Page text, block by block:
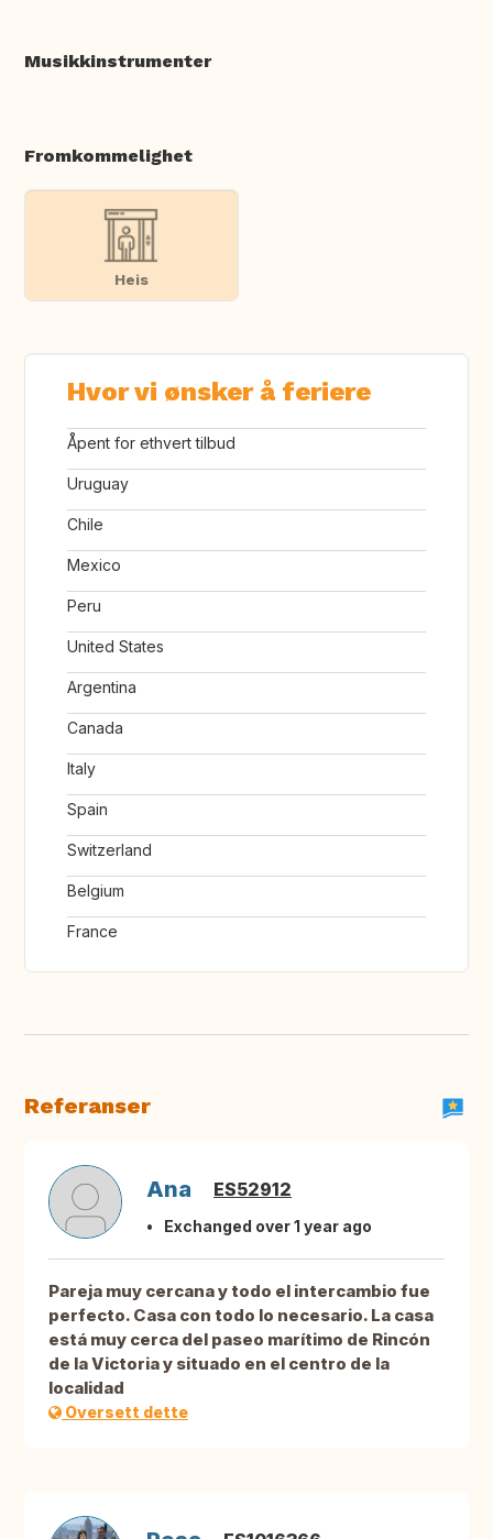
Musikkinstrumenter
Fromkommelighet
Heis
Hvor vi ønsker å feriere
Åpent for ethvert tilbud
Uruguay
Chile
Mexico
Peru
United States
Argentina
Canada
Italy
Spain
Switzerland
Belgium
France
Referanser
Ana ES52912
Exchanged over 1 year ago
Pareja muy cercana y todo el intercambio fue
perfecto. Casa con todo lo necesario. La casa
está muy cerca del paseo marítimo de Rincón
de la Victoria y situado en el centro de la
localidad
Oversett dette